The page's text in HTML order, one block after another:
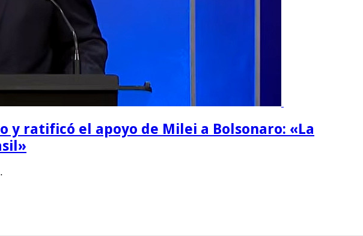
ratificó el apoyo de Milei a Bolsonaro: «La